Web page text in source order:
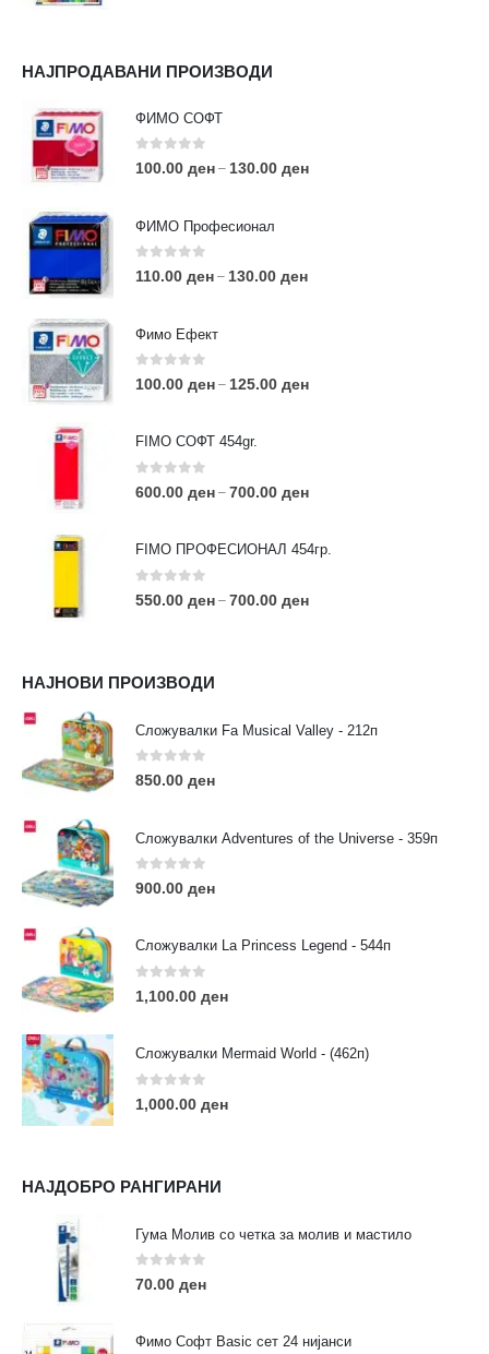
НАЈПРОДАВАНИ ПРОИЗВОДИ
ФИМО СОФТ
0 out of 5
100.00 ден – 130.00 ден
ФИМО Професионал
0out of 5
110.00 ден – 130.00 ден
Фимо Ефект
0 out of 5
100.00 ден – 125.00 ден
FIMO СОФТ 454gr.
0out of 5
600.00 ден – 700.00 ден
FIMO ПРОФЕСИОНАЛ 454гр.
0out of 5
550.00 ден – 700.00 ден
НАЈНОВИ ПРОИЗВОДИ
Сложувалки Fa Musical Valley - 212п
0out of 5
850.00 ден
Сложувалки Adventures of the Universe - 359п
0out of 5
900.00 ден
Сложувалки La Princess Legend - 544п
0 out of 5
1,100.00 ден
Сложувалки Mermaid World - (462п)
0 out of 5
1,000.00 ден
НАЈДОБРО РАНГИРАНИ
Гума Молив со четка за молив и мастило
0out of 5
70.00 ден
Фимо Софт Basic сет 24 нијанси
АДРЕСА:
ул. 3та Македонска Бригада бр.46
ТЕЛЕФОН:
0038977640534
contact@moehobi.mk
РАБОТНО ВРЕМЕ:
Пон - Саб / 09:00 - 21:00
ЛИНКОВИ
Услови за користење
Големопродажба
Кариера
За нас
Нашите локации
ПОПУЛАРНИ ТАГОВИ
eurodanvest FIMO Креативни Сетови
markers